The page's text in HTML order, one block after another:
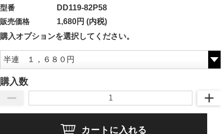
型番
DD119-82P58
販売価格
1,680円 (内税)
購入オプションを選択してください。
購入数
カートに入れる